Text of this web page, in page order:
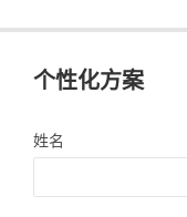
个性化方案
姓名